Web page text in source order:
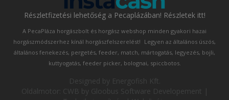
Részletfizetési lehetőség a Pecaplázában! Részletek itt!
A PecaPláza horgászbolt és horgász webshop minden gyakori hazai
horgászmódszerhez kínál horgászfelszerelést! Legyen az általános úszós,
általános fenekezés, pergetés, feeder, match, mártogatás, legyezés, bojli,
kuttyogatás, feeder picker, bolognai, spiccbotos.
Designed by Energofish Kft
Oldalmotor: CWB by Gloobus Software Developement |